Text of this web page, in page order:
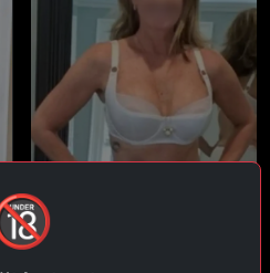
Miroslava, 33 let
6 km daleko